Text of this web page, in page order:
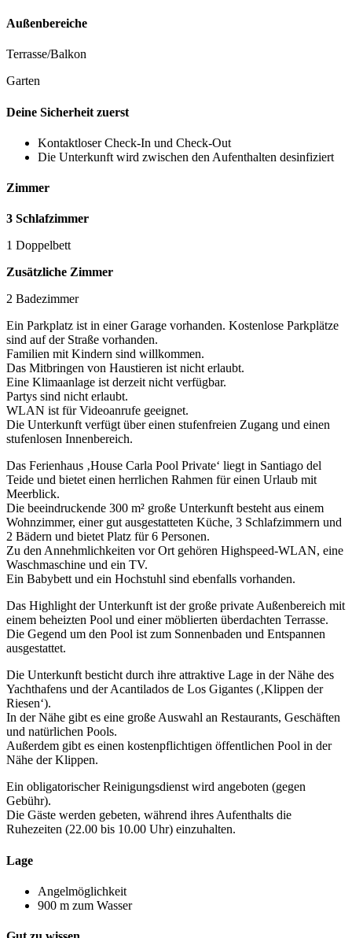
Außenbereiche
Terrasse/Balkon
Garten
Deine Sicherheit zuerst
Kontaktloser Check-In und Check-Out
Die Unterkunft wird zwischen den Aufenthalten desinfiziert
Zimmer
3 Schlafzimmer
1 Doppelbett
Zusätzliche Zimmer
2 Badezimmer
Ein Parkplatz ist in einer Garage vorhanden. Kostenlose Parkplätze
sind auf der Straße vorhanden.
Familien mit Kindern sind willkommen.
Das Mitbringen von Haustieren ist nicht erlaubt.
Eine Klimaanlage ist derzeit nicht verfügbar.
Partys sind nicht erlaubt.
WLAN ist für Videoanrufe geeignet.
Die Unterkunft verfügt über einen stufenfreien Zugang und einen
stufenlosen Innenbereich.
Das Ferienhaus ‚House Carla Pool Private‘ liegt in Santiago del
Teide und bietet einen herrlichen Rahmen für einen Urlaub mit
Meerblick.
Die beeindruckende 300 m² große Unterkunft besteht aus einem
Wohnzimmer, einer gut ausgestatteten Küche, 3 Schlafzimmern und
2 Bädern und bietet Platz für 6 Personen.
Zu den Annehmlichkeiten vor Ort gehören Highspeed-WLAN, eine
Waschmaschine und ein TV.
Ein Babybett und ein Hochstuhl sind ebenfalls vorhanden.
Das Highlight der Unterkunft ist der große private Außenbereich mit
einem beheizten Pool und einer möblierten überdachten Terrasse.
Die Gegend um den Pool ist zum Sonnenbaden und Entspannen
ausgestattet.
Die Unterkunft besticht durch ihre attraktive Lage in der Nähe des
Yachthafens und der Acantilados de Los Gigantes (‚Klippen der
Riesen‘).
In der Nähe gibt es eine große Auswahl an Restaurants, Geschäften
und natürlichen Pools.
Außerdem gibt es einen kostenpflichtigen öffentlichen Pool in der
Nähe der Klippen.
Ein obligatorischer Reinigungsdienst wird angeboten (gegen
Gebühr).
Die Gäste werden gebeten, während ihres Aufenthalts die
Ruhezeiten (22.00 bis 10.00 Uhr) einzuhalten.
Lage
Angelmöglichkeit
900 m zum Wasser